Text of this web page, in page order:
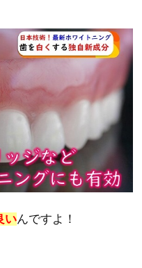
いんですよ！